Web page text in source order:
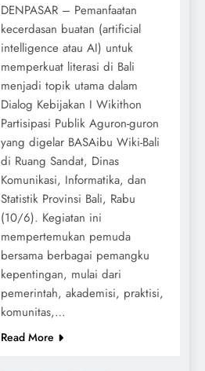
DENPASAR – Pemanfaatan
kecerdasan buatan (artificial
intelligence atau AI) untuk
memperkuat literasi di Bali
menjadi topik utama dalam
Dialog Kebijakan I Wikithon
Partisipasi Publik Aguron-guron
yang digelar BASAibu Wiki-Bali
di Ruang Sandat, Dinas
Komunikasi, Informatika, dan
Statistik Provinsi Bali, Rabu
(10/6). Kegiatan ini
mempertemukan pemuda
bersama berbagai pemangku
kepentingan, mulai dari
pemerintah, akademisi, praktisi,
komunitas,…
Read More